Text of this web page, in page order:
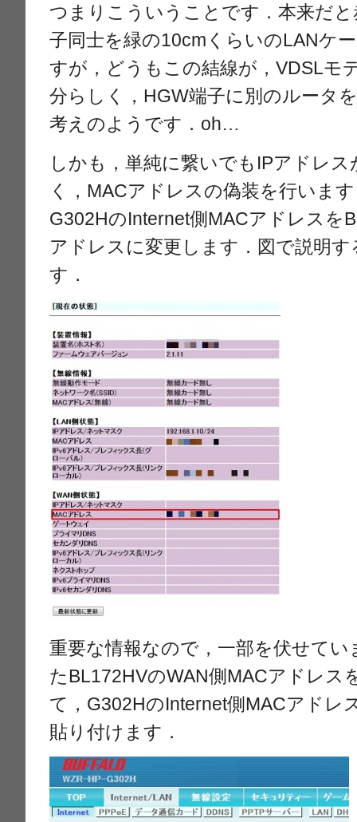
つまりこういうことです．本来だ
子同士を緑の10cmくらいのLANケ
すが，どうもこの結線が，VDSLモ
分らしく，HGW端子に別のルータ
考えのようです．oh…
しかも，単純に繋いでもIPアドレ
く，MACアドレスの偽装を行いま
G302HのInternet側MACアドレスを
アドレスに変更します．図で説明
す．
重要な情報なので，一部を伏せて
たBL172HVのWAN側MACアドレス
て，G302HのInternet側MACアドレ
貼り付けます．